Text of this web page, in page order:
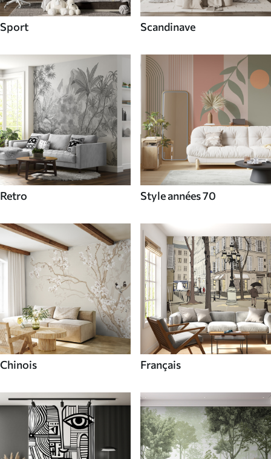
Sport Scandinave
Retro Style années 70
Chinois Français